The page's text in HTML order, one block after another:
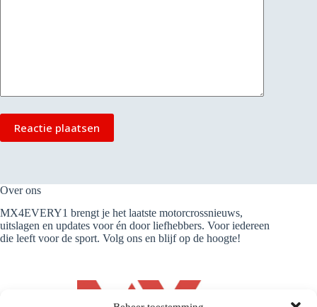
Reactie plaatsen
Over ons
MX4EVERY1 brengt je het laatste motorcrossnieuws,
uitslagen en updates voor én door liefhebbers. Voor iedereen
die leeft voor de sport. Volg ons en blijf op de hoogte!